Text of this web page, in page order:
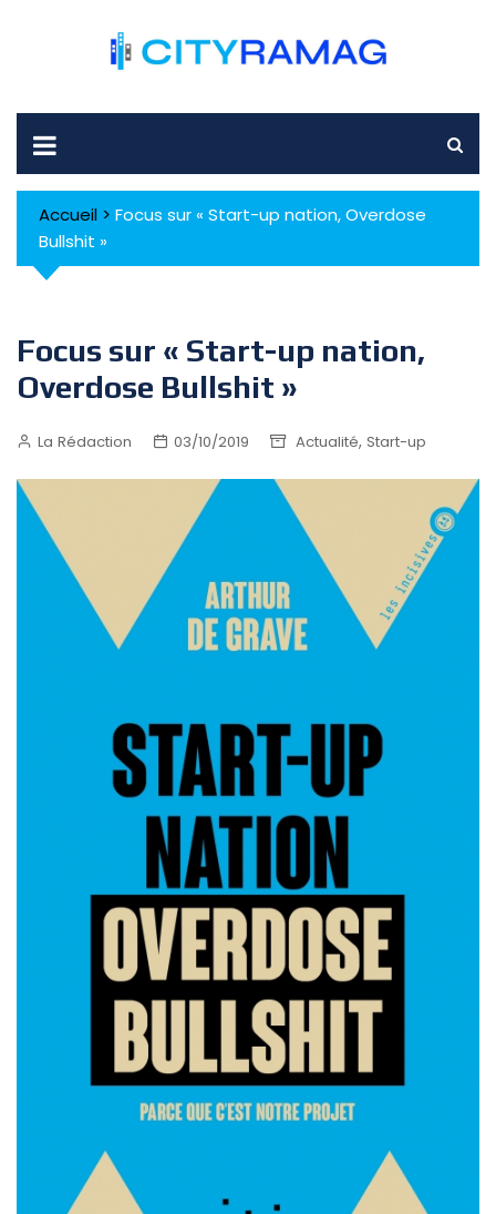
Accueil > Focus sur « Start-up nation, Overdose
Bullshit »
Focus sur « Start-up nation,
Overdose Bullshit »
La Rédaction 03/10/2019 Actualité, Start-up